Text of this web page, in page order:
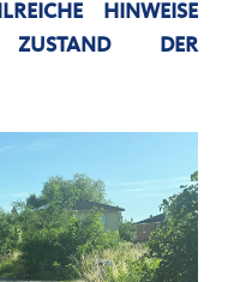
HINWEISE
DER